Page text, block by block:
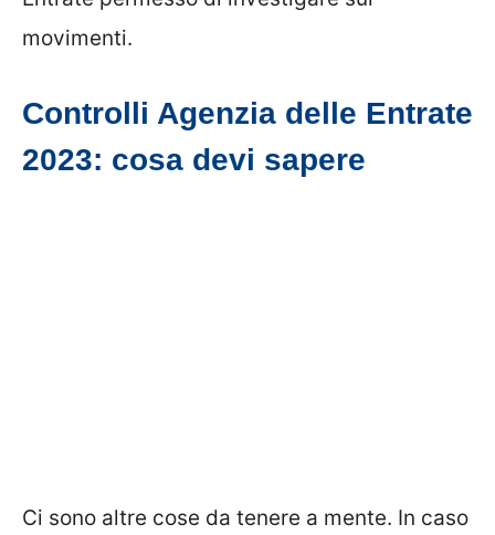
movimenti.
Controlli Agenzia delle Entrate
2023: cosa devi sapere
Ci sono altre cose da tenere a mente. In caso